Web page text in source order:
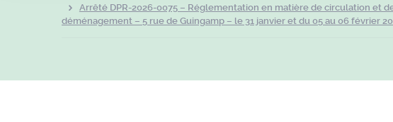
Arrêté DPR-2026-0075 – Réglementation en matière de circulation et
déménagement – 5 rue de Guingamp – le 31 janvier et du 05 au 06 février